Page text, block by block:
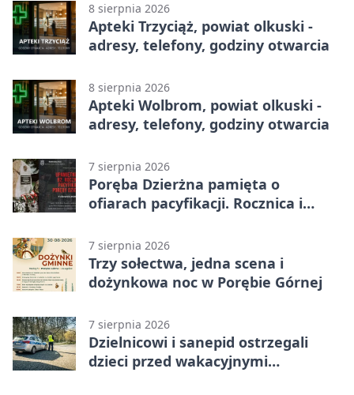
8 sierpnia 2026
Apteki Trzyciąż, powiat olkuski -
adresy, telefony, godziny otwarcia
8 sierpnia 2026
Apteki Wolbrom, powiat olkuski -
adresy, telefony, godziny otwarcia
7 sierpnia 2026
Poręba Dzierżna pamięta o
ofiarach pacyfikacji. Rocznica i
7 sierpnia 2026
Trzy sołectwa, jedna scena i
dożynkowa noc w Porębie Górnej
7 sierpnia 2026
Dzielnicowi i sanepid ostrzegali
dzieci przed wakacyjnymi